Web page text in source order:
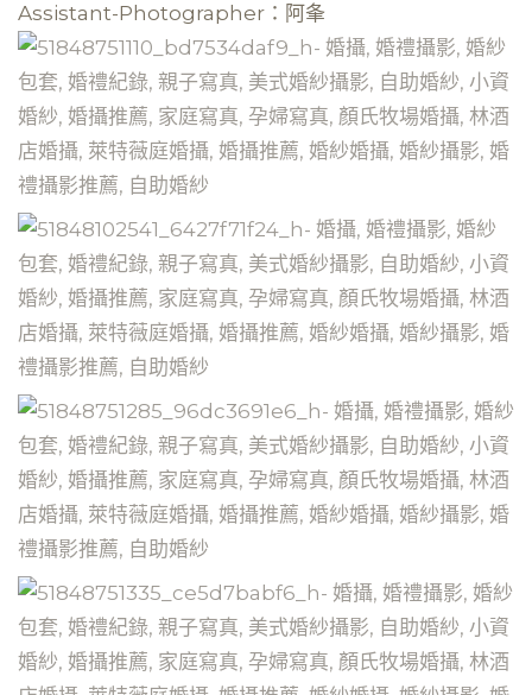
Assistant-Photographer：阿夆